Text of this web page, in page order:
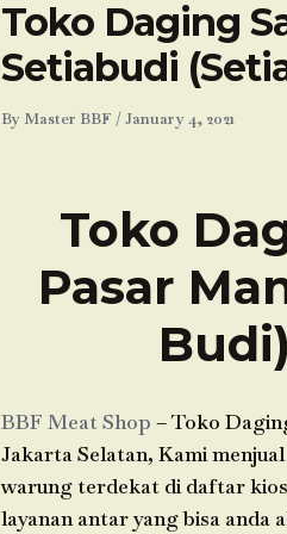
Toko Daging
Setiabudi
By Master BBF /January 4, 2021
Toko
Pasar
BBF Meat Shop – Toko
Jakarta Selatan, Kami
warung terdekat di daftar
layanan antar yang bisa anda